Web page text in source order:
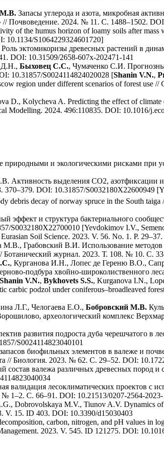
М.В. Запасы углерода и азота, микробная
Почвоведение. 2024. № 11. C. 1488–1502.
of the humus horizon of loamy soils after
10.1134/S1064229324601720]
Роль эктомикоризы древесных растений в
DOI: 10.31509/2658-607x-202471-141
Д.Н., Быховец С.С., Чумаченко С.И.
10.31857/S0024114824020028 [Shanin V.N.,
region under different scenarios of forest use
D., Kolycheva A. Predicting the effect of climate
Modelling. 2024. 496:110835. DOI: 10.1016/
природными и экологическими рисками при
Активность выделения СО2, азотфиксации
DOI: 10.31857/S0032180X22600949
debris decay of norway spruce in the South
эффект и структура бактериального
S0032180X22700010 [Yevdokimov I.V.,
Soil Science. 2023. V. 56. No. 1. P.
М.В., Грабовский В.И. Использование методов
журнал. 2023. Т. 108. № 10. С.
, Курганова И.Н., Лопес де Гереню В.О.,
подбура хвойно-широколиственного
Shanin V.N., Bykhovets S.S., Kurganova I.N.,
carbic podzol under coniferous–broadleaved
Л.Г., Челогаева Е.О., Бобровский М.В.
археологический комплекс
развития подроста дуба черешчатого в
S0024114823040101
биофильных элементов в валеже и
// Биология. 2023. № 62. C. 29–52. DOI:
состав валежа различных древесных пород и
валидация лесоклиматических проектов с
1–2. С. 66–91. DOI: 10.21513/0207-2564-2023-
Dobrovolskaya M.V., Tiunov A.V. Dynamics
V. 15. ID 403. DOI: 10.3390/d15030403
carbon, nitrogen, and pH values in
2023. V. 545. ID 121275. DOI: